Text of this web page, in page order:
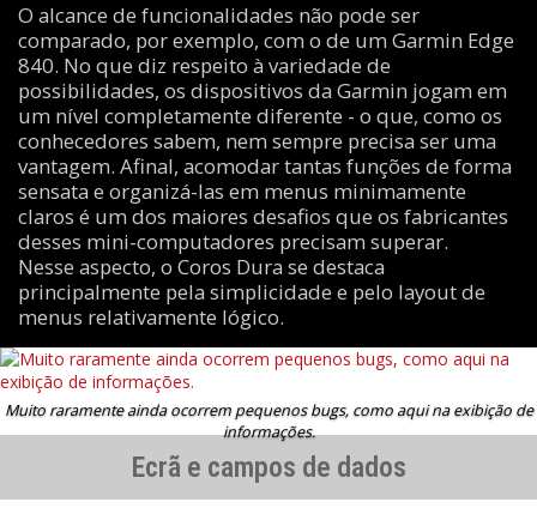
O alcance de funcionalidades não pode ser
comparado, por exemplo, com o de um Garmin Edge
840. No que diz respeito à variedade de
possibilidades, os dispositivos da Garmin jogam em
um nível completamente diferente - o que, como os
conhecedores sabem, nem sempre precisa ser uma
vantagem. Afinal, acomodar tantas funções de forma
sensata e organizá-las em menus minimamente
claros é um dos maiores desafios que os fabricantes
desses mini-computadores precisam superar.
Nesse aspecto, o Coros Dura se destaca
principalmente pela simplicidade e pelo layout de
menus relativamente lógico.
Muito raramente ainda ocorrem pequenos bugs, como aqui na exibição de
informações.
Ecrã e campos de dados